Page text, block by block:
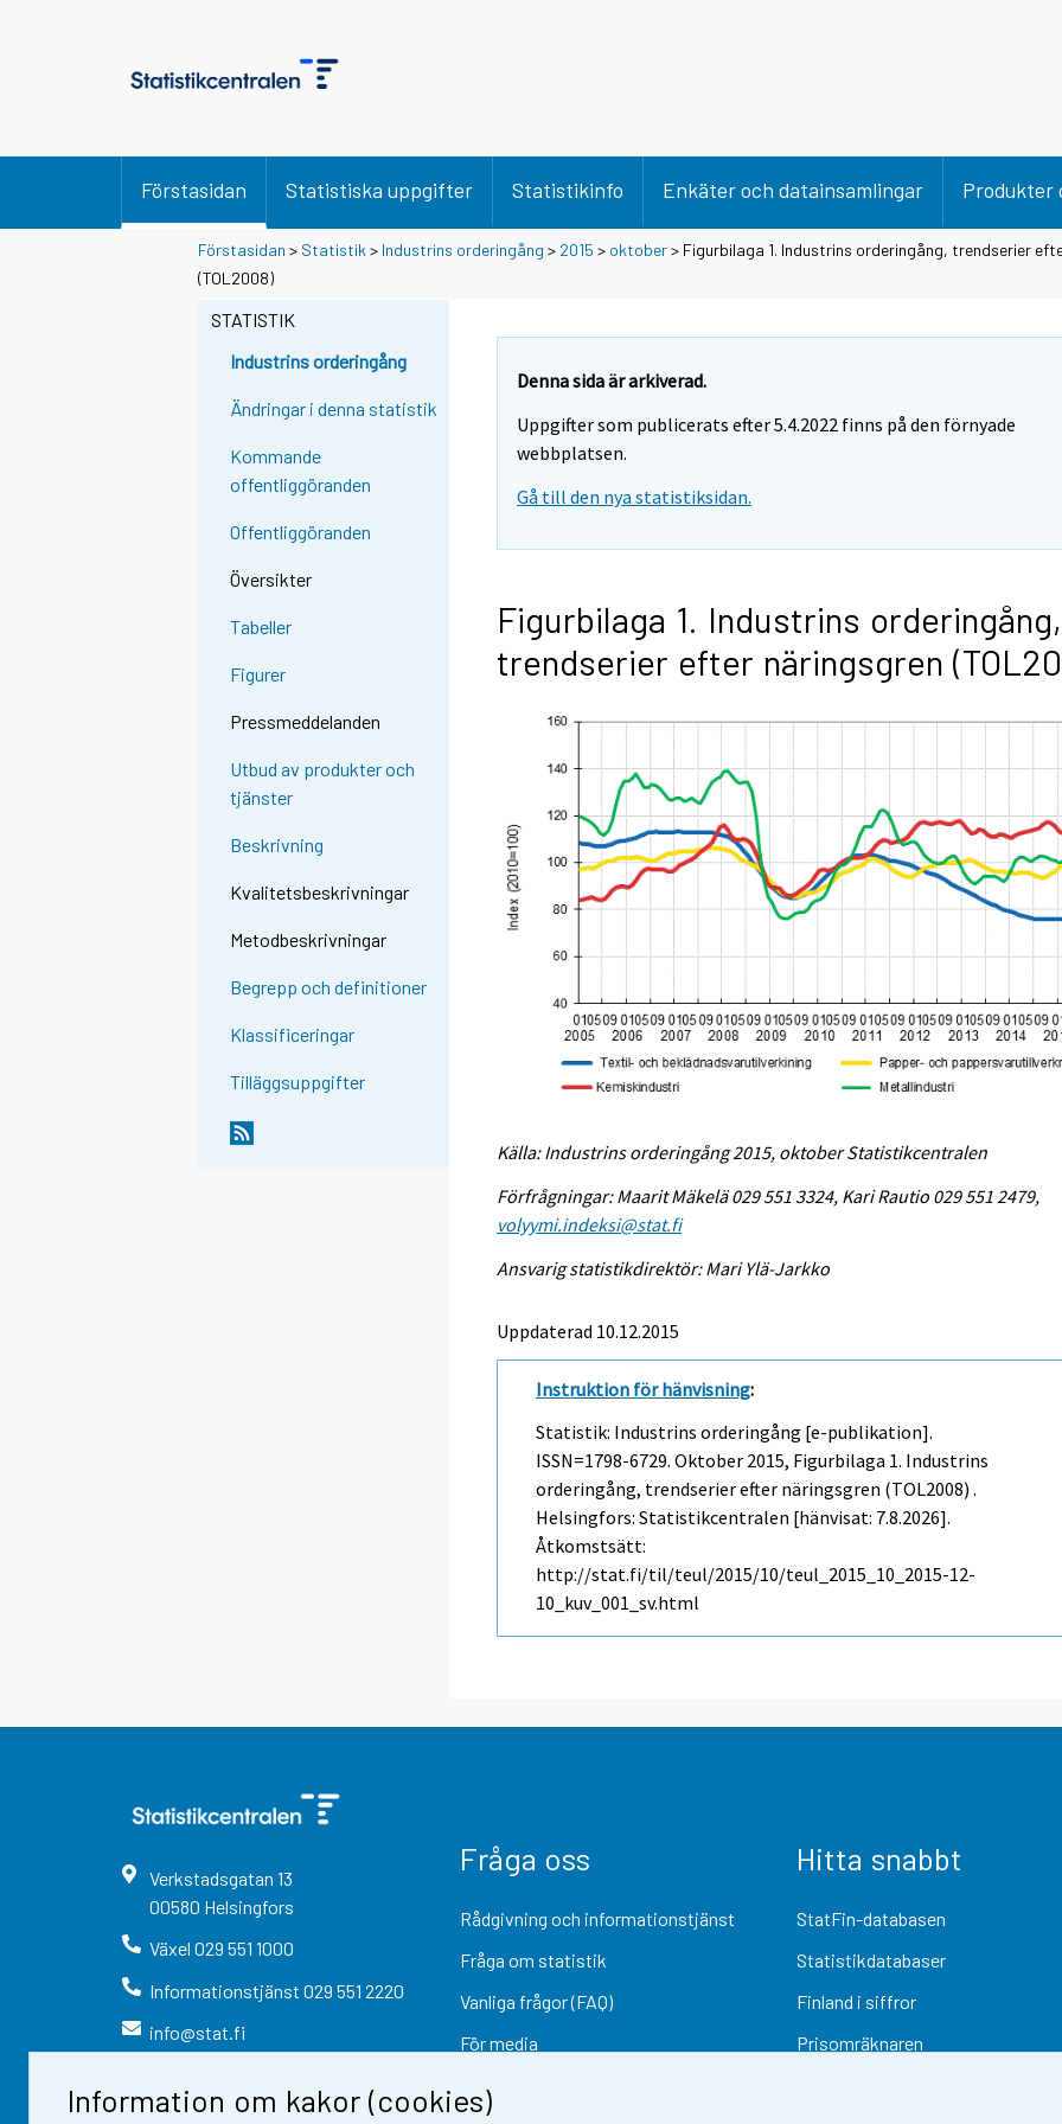
Information om kakor (cookies)
Förstasidan Statistiska uppgifter Statistikinfo Enkäter och datainsamlingar Produkter
Förstasidan > Statistik > Industrins orderingång > 2015 > oktober> Figurbilaga 1. Industrins orderingång, trendserier
(TOL2008)
STATISTIK
Industrins orderingång
Ändringar i denna statistik
Kommande
offentliggöranden
Offentliggöranden
Översikter
Tabeller
Figurer
Pressmeddelanden
Utbud av produkter och
tjänster
Beskrivning
Kvalitetsbeskrivningar
Metodbeskrivningar
Begrepp och definitioner
Klassificeringar
Tilläggsuppgifter
Denna sida är arkiverad.
Uppgifter som publicerats efter 5.4.2022 finns på den förnyade
webbplatsen.
Gå till den nya statistiksidan.
Figurbilaga 1. Industrins orderingång,
trendserier efter näringsgren
Källa: Industrins orderingång 2015, oktober Statistikcentralen
Förfrågningar: Maarit Mäkelä 029 551 3324, Kari Rautio 029 551 2479,
volyymi.indeksi@stat.fi
Ansvarig statistikdirektör: Mari Ylä-Jarkko
Uppdaterad 10.12.2015
Instruktion för hänvisning:
Statistik: Industrins orderingång [e-publikation].
ISSN=1798-6729.Oktober 2015, Figurbilaga 1. Industrins
orderingång, trendserier efter näringsgren (TOL2008) .
Helsingfors: Statistikcentralen [hänvisat: 7.8.2026].
Åtkomstsätt:
http://stat.fi/til/teul/2015/10/teul_2015_10_2015-12-
10_kuv_001_sv.html
Verkstadsgatan 13
00580 Helsingfors
Växel 029 551 1000
Informationstjänst 029 551 2220
info@stat.fi
Fråga oss
Rådgivning och informationstjänst
Fråga om statistik
Vanliga frågor (FAQ)
För media
Hitta snabbt
StatFin-databasen
Statistikdatabaser
Finland i siffror
Prisomräknaren